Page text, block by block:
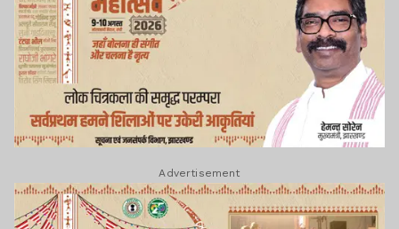
Advertisement